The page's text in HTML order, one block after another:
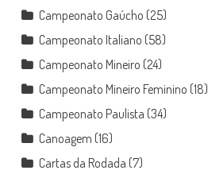
Campeonato Gaúcho (25)
Campeonato Italiano (58)
Campeonato Mineiro (24)
Campeonato Mineiro Feminino (18)
Campeonato Paulista (34)
Canoagem (16)
Cartas da Rodada (7)